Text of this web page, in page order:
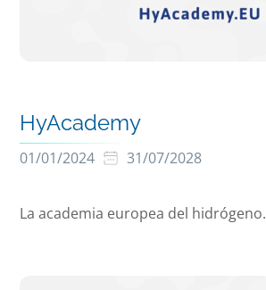
HyAcademy
01/01/2024 31/07/2028
La academia europea del hidrógeno.